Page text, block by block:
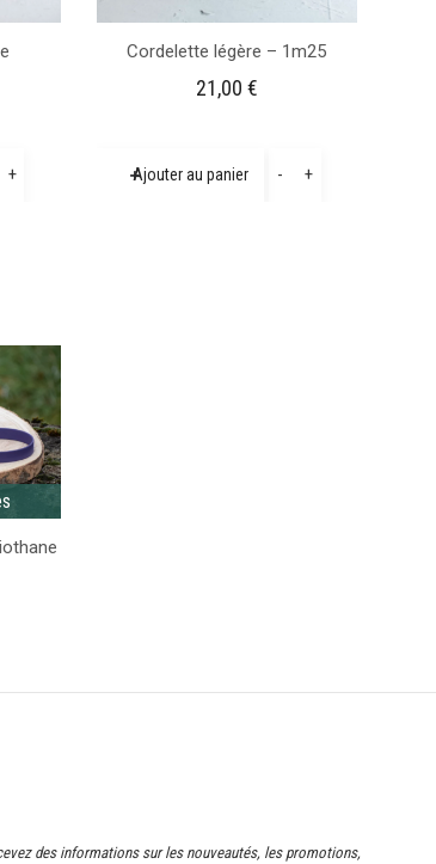
quantité
+
Cordelette légère – 1m25
21,00 €
Ajouter au panier -
quantité
+
des informations sur les nouveautés, les promotions,